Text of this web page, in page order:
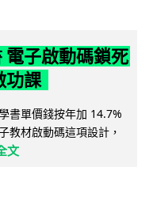
電子啟動碼鎖死
功課
書單價錢按年加 14.7%
教材啟動碼這項設計，
文